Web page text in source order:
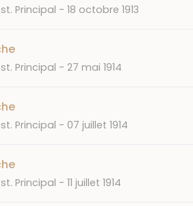
Principal DATE
18 octobre 1913
Principal DATE
27 mai 1914
Principal DATE
07 juillet 1914
Principal DATE
11 juillet 1914